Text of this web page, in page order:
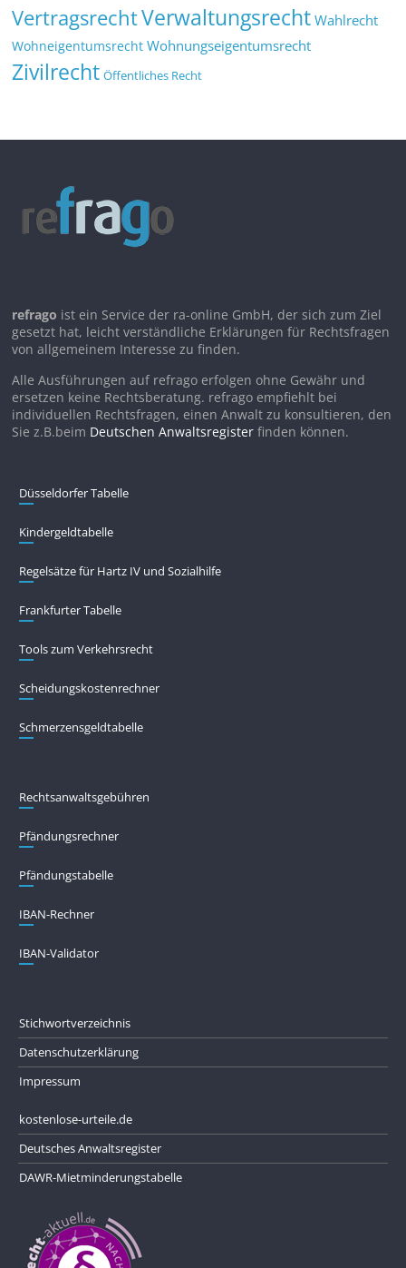
VertragsrechtVerwaltungsrecht Wahlrecht
Wohneigentumsrecht Wohnungseigentumsrecht
Zivilrecht Öffentliches Recht
refrago ist ein Service der ra-online GmbH, der sich zum Ziel
gesetzt hat, leicht verständliche Erklärungen für Rechtsfragen
von allgemeinem Interesse zu finden.
Alle Ausführungen auf refrago erfolgen ohne Gewähr und
ersetzen keine Rechtsberatung. refrago empfiehlt bei
individuellen Rechtsfragen, einen Anwalt zu konsultieren, den
Sie z.B.beim Deutschen Anwaltsregister finden können.
Düsseldorfer Tabelle
Kindergeldtabelle
Regelsätze für Hartz IV und Sozialhilfe
Frankfurter Tabelle
Tools zum Verkehrsrecht
Scheidungskostenrechner
Schmerzensgeldtabelle
Rechtsanwaltsgebühren
Pfändungs­rechner
Pfändungs­tabelle
IBAN-Rechner
IBAN-Validator
Stichwortverzeichnis
Datenschutzerklärung
Impressum
kostenlose-urteile.de
Deutsches Anwaltsregister
DAWR-Mietminderungstabelle